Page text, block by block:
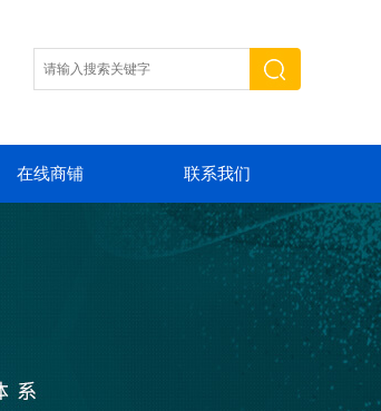
在线商铺 联系我们